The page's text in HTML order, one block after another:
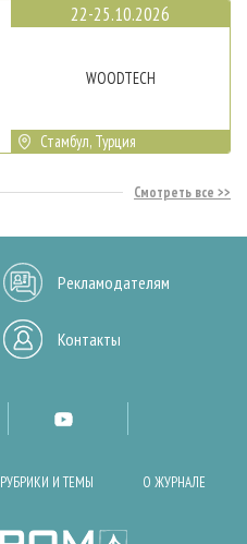
22-25.10.2026
WOODTECH
Стамбул, Турция
Смотреть все
Рекламодателям
Контакты
РУБРИКИ И ТЕМЫ О ЖУРНАЛЕ